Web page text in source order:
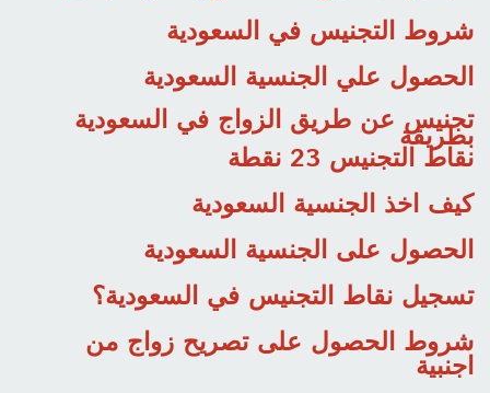
شروط التجنيس في السعودية
الحصول علي الجنسية السعودية
تجنيس عن طريق الزواج في السعودية
بطريقة
نقاط التجنيس 23 نقطة
كيف اخذ الجنسية السعودية
الحصول على الجنسية السعودية
تسجيل نقاط التجنيس في السعودية؟
شروط الحصول على تصريح زواج من
اجنبية